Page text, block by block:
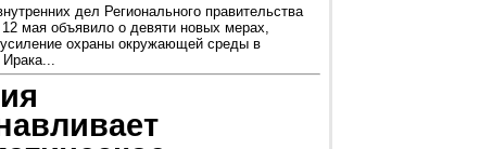
дел Регионального правительства
мая объявило о девяти новых мерах,
охраны окружающей среды в
Ирака...